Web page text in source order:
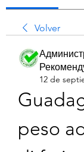
Volver
12 de
peso